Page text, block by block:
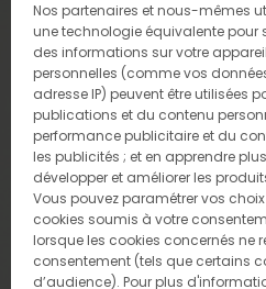
Nos partenaires et nous-mêmes
une technologie équivalente pour
des informations sur votre
personnelles (comme vos
adresse IP) peuvent être utilisées
publications et du contenu
performance publicitaire et du
les publicités ; et en apprendre
développer et améliorer les
Vous pouvez paramétrer vos
cookies soumis à votre
lorsque les cookies concernés ne
consentement (tels que certains
d’audience). Pour plus